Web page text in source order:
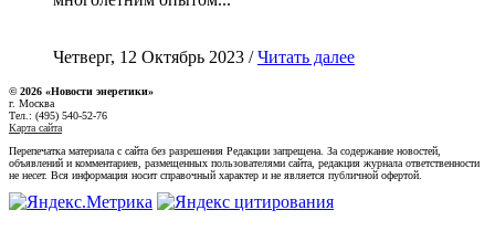
Четверг, 12 Октябрь 2023 /Читать далее
© 2026 «Новости энеретики»
г. Москва
Тел.: (495) 540-52-76
Карта сайта
Перепечатка материала с сайта без разрешения Редакции запрещена. За содержание новостей,
объявлений и комментариев, размещенных пользователями сайта, редакция журнала ответственности
не несет. Вся информация носит справочный характер и не является публичной офертой.